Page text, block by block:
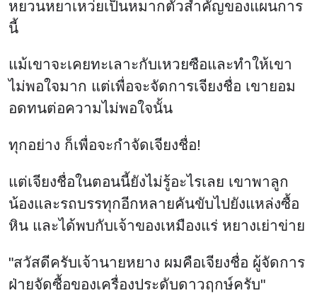
ทุกอย่าง ก็เพื่อจะกำจัดเจียงชื่อ!
แต่เจียงชื่อในตอนนี้ยังไม่รู้อะไรเลย เขาพาลูก
น้องและรถบรรทุกอีกหลายคันขับไปยังแหล่งซื้อ
หิน และได้พบกับเจ้าของเหมืองแร่ หยางเย่าข่าย
"สวัสดีครับเจ้านายหยาง ผมคือเจียงชื่อ ผู้จัดการ
ฝ่ายจัดซื้อของเครื่องประดับดาวฤกษ์ครับ"